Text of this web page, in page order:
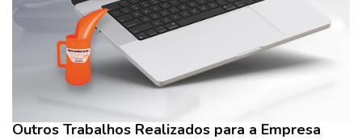
Outros Trabalhos Realizados para a Empresa